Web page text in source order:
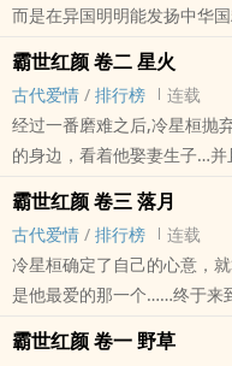
而是在异国明明能发扬中华
霸世红颜 卷二 星火
古代爱情 / 排行榜
连载
经过一番磨难之后,冷星桓抛
的身边，看着他娶妻生子…
霸世红颜 卷三 落月
古代爱情 / 排行榜
连载
冷星桓确定了自己的心意，
是他最爱的那一个……终于来
霸世红颜 卷一 野草